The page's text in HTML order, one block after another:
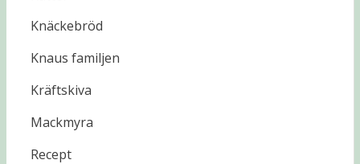
Knäckebröd
Knaus familjen
Kräftskiva
Mackmyra
Recept